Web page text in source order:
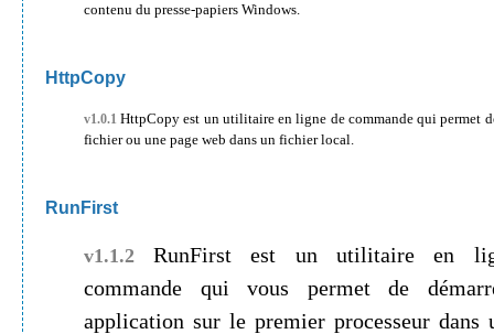
contenu du presse-papiers Windows.
HttpCopy
v1.0.1
fichier ou une page web dans un fichier local.
RunFirst
v1.1.2
commande qui vous permet de démarrer
application sur le premier processeur dans